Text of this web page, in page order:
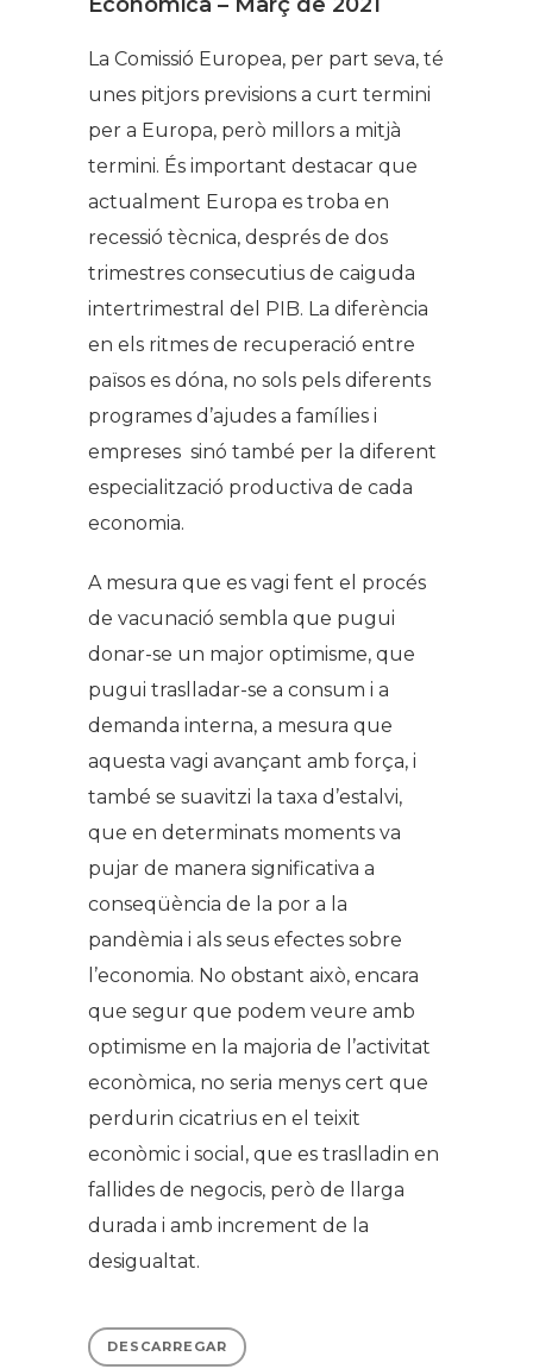
La Comissió Europea, per part seva, té
unes pitjors previsions a curt termini
per a Europa, però millors a mitjà
termini. És important destacar que
actualment Europa es troba en
recessió tècnica, després de dos
trimestres consecutius de caiguda
intertrimestral del PIB. La diferència
en els ritmes de recuperació entre
països es dóna, no sols pels diferents
programes d’ajudes a famílies i
empreses sinó també per la diferent
especialització productiva de cada
economia.
A mesura que es vagi fent el procés
de vacunació sembla que pugui
donar-se un major optimisme, que
pugui traslladar-se a consum i a
demanda interna, a mesura que
aquesta vagi avançant amb força, i
també se suavitzi la taxa d’estalvi,
que en determinats moments va
pujar de manera significativa a
conseqüència de la por a la
pandèmia i als seus efectes sobre
l’economia. No obstant això, encara
que segur que podem veure amb
optimisme en la majoria de l’activitat
econòmica, no seria menys cert que
perdurin cicatrius en el teixit
econòmic i social, que es traslladin en
fallides de negocis, però de llarga
durada i amb increment de la
desigualtat.
DESCARREGAR